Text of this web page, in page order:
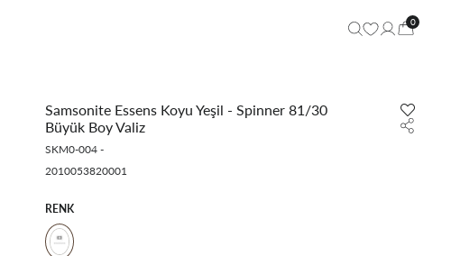
0
Samsonite Essens Koyu Yeşil - Spinner 81/30
Büyük Boy Valiz
SKM0-004 -
2010053820001
RENK